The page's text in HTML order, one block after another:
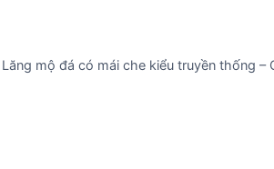
Lăng mộ đá có mái che kiểu truyền thống